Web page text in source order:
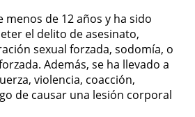
de Fuego
Negligente de un
de Fuego
un Arma de Fuego
menos de 12 años y ha sido
el delito de asesinato,
sexual forzada, sodomía, o
Además, se ha llevado a
violencia, coacción,
de causar una lesión corporal